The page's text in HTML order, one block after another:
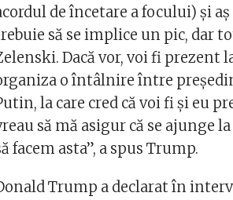
de încetare a focului) şi
să se implice un pic, dar
Dacă vor, voi fi prezent
o întâlnire între
la care cred că voi fi şi eu
să mă asigur că se ajunge
facem asta”, a spus Trump.
Trump a declarat în